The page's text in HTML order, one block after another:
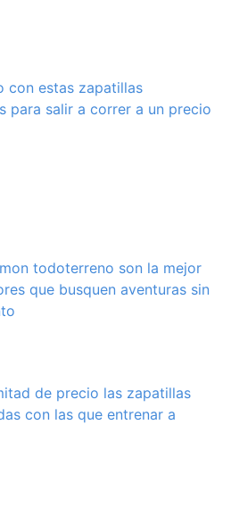
con estas zapatillas
para salir a correr a un precio
todoterreno son la mejor
que busquen aventuras sin
de precio las zapatillas
con las que entrenar a